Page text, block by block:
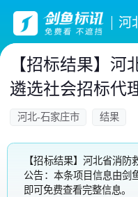
河
【招标结果】河
遴选社会招标代
河北-石家庄市 结果
【招标结果】河北省消
公告：本条项目信息由剑
即可免费查看完整信息。